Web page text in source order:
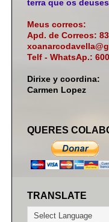
terra que os
Meus correos:
Apd. de Correos:
Telf - WhatsAp.:
Dirixe y coordina:
Carmen Lopez
QUERES
TRANSLATE